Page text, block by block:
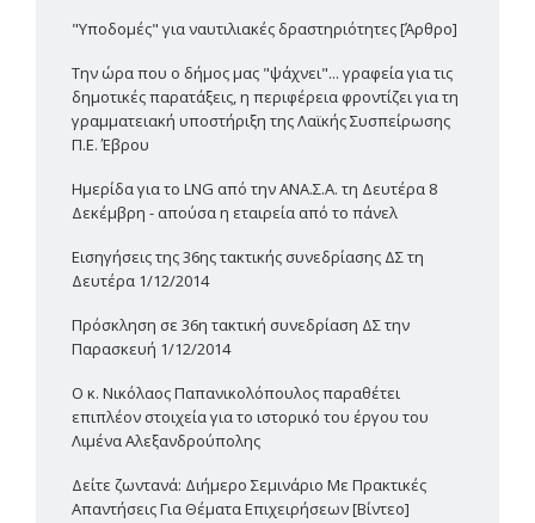
"Υποδομές" για ναυτιλιακές δραστηριότητες [Άρθρο]
Την ώρα που ο δήμος μας "ψάχνει"... γραφεία για τις
δημοτικές παρατάξεις, η περιφέρεια φροντίζει για τη
γραμματειακή υποστήριξη της Λαϊκής Συσπείρωσης
Π.Ε. Έβρου
Ημερίδα για το LNG από την ΑΝΑ.Σ.Α. τη Δευτέρα 8
Δεκέμβρη - απούσα η εταιρεία από το πάνελ
Εισηγήσεις της 36ης τακτικής συνεδρίασης ΔΣ τη
Δευτέρα 1/12/2014
Πρόσκληση σε 36η τακτική συνεδρίαση ΔΣ την
Παρασκευή 1/12/2014
Ο κ. Νικόλαος Παπανικολόπουλος παραθέτει
επιπλέον στοιχεία για το ιστορικό του έργου του
Λιμένα Αλεξανδρούπολης
Δείτε ζωντανά: Διήμερο Σεμινάριο Με Πρακτικές
Απαντήσεις Για Θέματα Επιχειρήσεων [Βίντεο]